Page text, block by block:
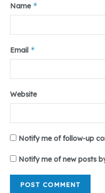
Name *
Email *
Website
Notify me of follow-up
Notify me of new posts